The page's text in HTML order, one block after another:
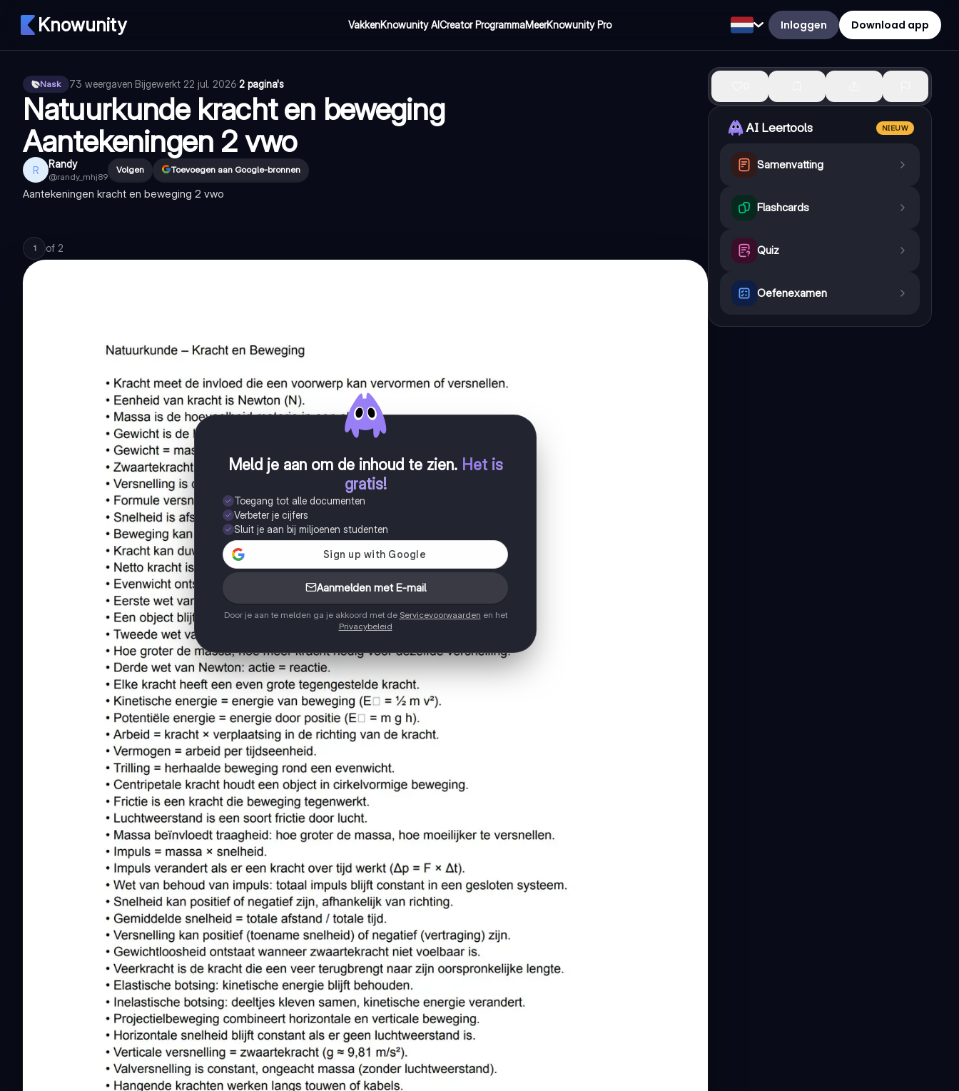
Knowunity VakkenKnowunity AICreator ProgrammaMeerKnowunity Pro Inloggen Download app
Nask 73 weergaven·Bijgewerkt 22 jul. 2026·2 pagina's
Natuurkunde kracht en beweging
Aantekeningen 2 vwo
R Randy
@randy_mhj89
Volgen Toevoegen aan Google-bronnen
Aantekeningen kracht en beweging 2 vwo
1 of 2
Meld je aan om de inhoud te zien. Het is
gratis!
Toegang tot alle documenten
Verbeter je cijfers
Sluit je aan bij miljoenen studenten
Aanmelden met E-mail
Door je aan te melden ga je akkoord met de Servicevoorwaarden en het
Privacybeleid
AI Leertools NIEUW
Samenvatting
Flashcards
Quiz
Oefenexamen